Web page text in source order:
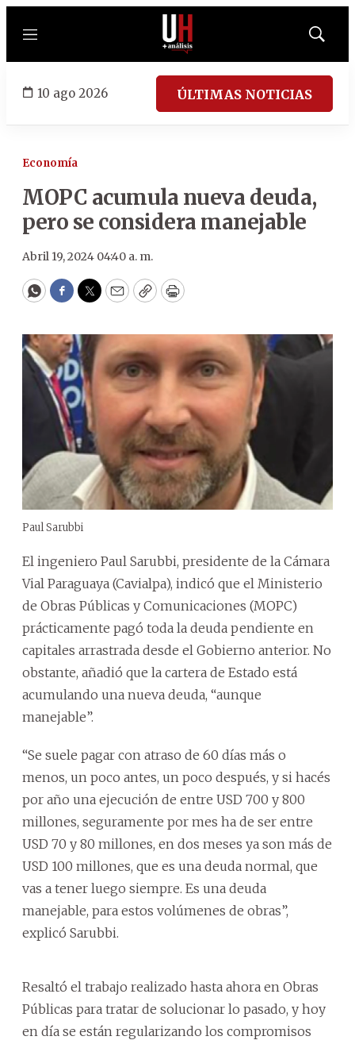
Menú
Mostrar
10 ago 2026 ÚLTIMAS NOTICIAS
Economía
MOPC acumula nueva deuda,
pero se considera manejable
Abril 19, 2024 04:40 a. m.
WhatsApp
Facebook
Twitter
EmailCopyPrint
Paul Sarubbi
El ingeniero Paul Sarubbi, presidente de la Cámara
Vial Paraguaya (Cavialpa), indicó que el Ministerio
de Obras Públicas y Comunicaciones (MOPC)
prácticamente pagó toda la deuda pendiente en
capitales arrastrada desde el Gobierno anterior. No
obstante, añadió que la cartera de Estado está
acumulando una nueva deuda, “aunque
manejable”.
“Se suele pagar con atraso de 60 días más o
menos, un poco antes, un poco después, y si hacés
por año una ejecución de entre USD 700 y 800
millones, seguramente por mes ha de ser entre
USD 70 y 80 millones, en dos meses ya son más de
USD 100 millones, que es una deuda normal, que
vas a tener luego siempre. Es una deuda
manejable, para estos volúmenes de obras”,
explicó Sarubbi.
Resaltó el trabajo realizado hasta ahora en Obras
Públicas para tratar de solucionar lo pasado, y hoy
en día se están regularizando los compromisos